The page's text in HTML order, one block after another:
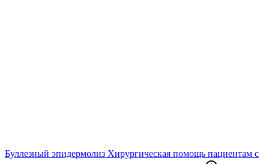
Буллезный эпидермолиз Хирургическая помощь пациентам с